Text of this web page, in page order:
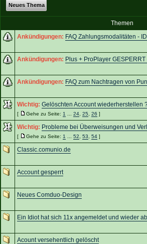
Neues Thema
Themen
Ankündigungen: FAQ Zahlungsmodalitäten -
Ankündigungen: Plus + ProPlayer
Ankündigungen: FAQ zum Nachtragen von
Wichtig: Gelöschten Account wiederherstellen
[ Gehe zu Seite: 1 24, 25 26 ]
Wichtig: Probleme bei Überweisungen und
[ Gehe zu Seite: 1 52 53 54]
Classic.comunio.de
Account gesperrt
Neues Comduo-Design
Ein Idiot hat sich 11x angemeldet und wieder
Acount versehentlich gelöscht